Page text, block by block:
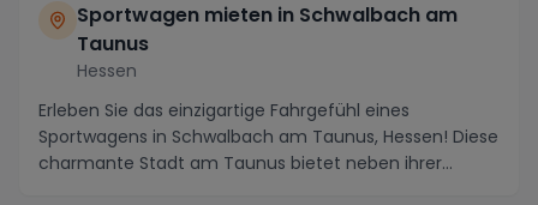
Sportwagen mieten in Schwalbach am
Taunus
Hessen
Erleben Sie das einzigartige Fahrgefühl eines
Sportwagens in Schwalbach am Taunus, Hessen! Diese
charmante Stadt am Taunus bietet neben ihrer